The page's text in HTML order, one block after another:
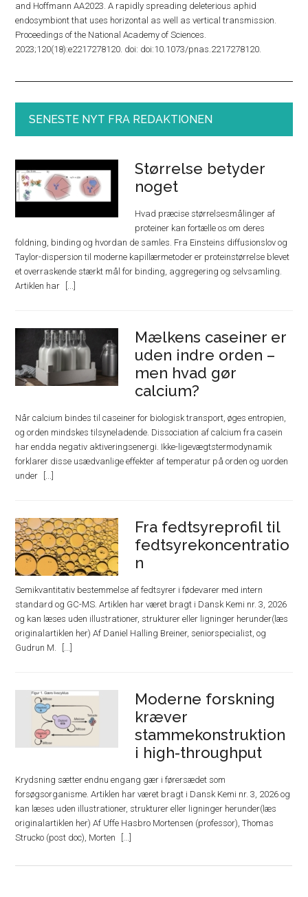
and Hoffmann AA2023. A rapidly spreading deleterious aphid
endosymbiont that uses horizontal as well as vertical transmission.
Proceedings of the National Academy of Sciences.
2023;120(18):e2217278120. doi: doi:10.1073/pnas.2217278120.
SENESTE NYT FRA REDAKTIONEN
Størrelse betyder
noget
Hvad præcise størrelsesmålinger af
proteiner kan fortælle os om deres
foldning, binding og hvordan de samles. Fra Einsteins diffusionslov og
Taylor-dispersion til moderne kapillærmetoder er proteinstørrelse blevet
et overraskende stærkt mål for binding, aggregering og selvsamling.
Artiklen har
Mælkens caseiner er
uden indre orden –
men hvad gør
calcium?
Når calcium bindes til caseiner for biologisk transport, øges entropien,
og orden mindskes tilsyneladende. Dissociation af calcium fra casein
har endda negativ aktiveringsenergi. Ikke-ligevægtstermodynamik
forklarer disse usædvanlige effekter af temperatur på orden og uorden
under
Fra fedtsyreprofil til
fedtsyrekoncentratio
n
Semikvantitativ bestemmelse af fedtsyrer i fødevarer med intern
standard og GC-MS. Artiklen har været bragt i Dansk Kemi nr. 3, 2026
og kan læses uden illustrationer, strukturer eller ligninger herunder(læs
originalartiklen her) Af Daniel Halling Breiner, seniorspecialist, og
Gudrun M.
Moderne forskning
kræver
stammekonstruktion
i high-throughput
Krydsning sætter endnu engang gær i førersædet som
forsøgsorganisme. Artiklen har været bragt i Dansk Kemi nr. 3, 2026 og
kan læses uden illustrationer, strukturer eller ligninger herunder(læs
originalartiklen her) Af Uffe Hasbro Mortensen (professor), Thomas
Strucko (post doc), Morten